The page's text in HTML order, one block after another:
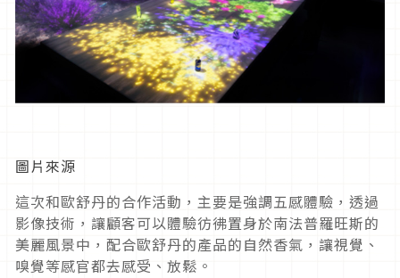
圖片來源
這次和歐舒丹的合作活動，主要是強調五感體驗，透過
影像技術，讓顧客可以體驗彷彿置身於南法普羅旺斯的
美麗風景中，配合歐舒丹的產品的自然香氣，讓視覺、
嗅覺等感官都去感受、放鬆。